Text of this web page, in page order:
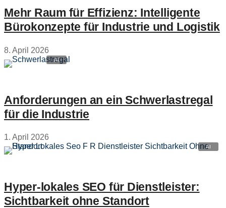
Mehr Raum für Effizienz: Intelligente
Bürokonzepte für Industrie und Logistik
8. April 2026
Anforderungen an ein Schwerlastregal
für die Industrie
1. April 2026
Hyper‑lokales SEO für Dienstleister:
Sichtbarkeit ohne Standort